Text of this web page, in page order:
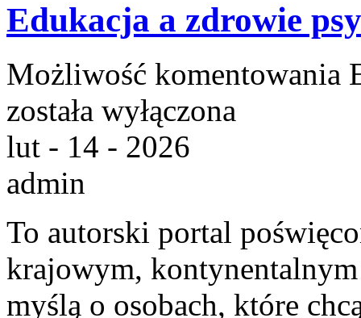
Edukacja a zdrowie
Możliwość komentowania
została wyłączona
lut - 14 - 2026
admin
To autorski portal
krajowym,
myślą o osobach, które